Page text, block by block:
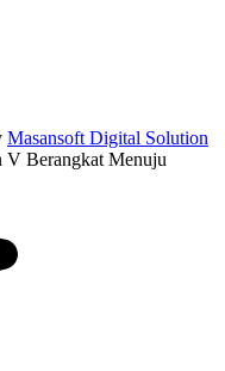
Masansoft Digital Solution
V Berangkat Menuju